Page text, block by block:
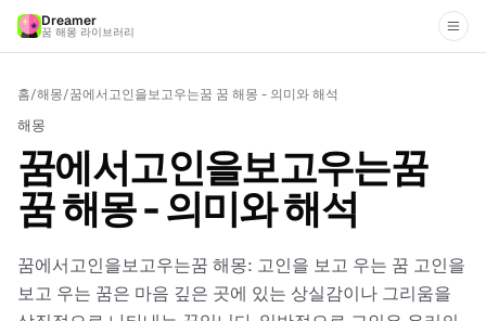
Dreamer
꿈 해몽 라이브러리
홈/해몽/꿈에서고인을보고우는꿈 꿈 해몽 - 의미와 해석
해몽
꿈에서고인을보고우는꿈
꿈 해몽 - 의미와 해석
꿈에서고인을보고우는꿈 해몽: 고인을 보고 우는 꿈 고인을
보고 우는 꿈은 마음 깊은 곳에 있는 상실감이나 그리움을